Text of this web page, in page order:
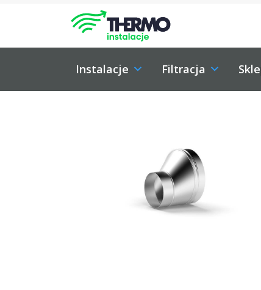
Instalacje Filtracja